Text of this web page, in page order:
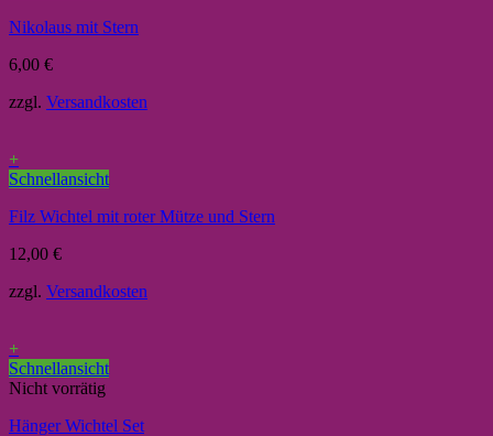
Nikolaus mit Stern
6,00 €
zzgl. Versandkosten
+
Schnellansicht
Filz Wichtel mit roter Mütze und Stern
12,00 €
zzgl. Versandkosten
+
Schnellansicht
Nicht vorrätig
Hänger Wichtel Set